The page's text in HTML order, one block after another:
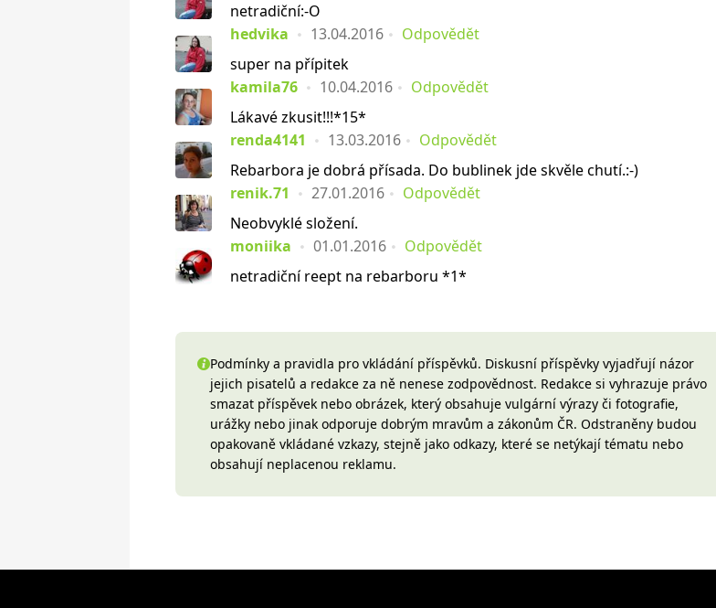
netradiční:-O
hedvika
13.04.2016
Odpovědět
super na přípitek
kamila76
10.04.2016
Odpovědět
Lákavé zkusit!!!*15*
renda4141
13.03.2016
Odpovědět
Rebarbora je dobrá přísada. Do bublinek jde skvěle chutí.:-)
renik.71
27.01.2016
Odpovědět
Neobvyklé složení.
moniika
01.01.2016
Odpovědět
netradiční reept na rebarboru *1*
Podmínky a pravidla pro vkládání příspěvků. Diskusní příspěvky vyjadřují názor
jejich pisatelů a redakce za ně nenese zodpovědnost. Redakce si vyhrazuje právo
smazat příspěvek nebo obrázek, který obsahuje vulgární výrazy či fotografie,
urážky nebo jinak odporuje dobrým mravům a zákonům ČR. Odstraněny budou
opakovaně vkládané vzkazy, stejně jako odkazy, které se netýkají tématu nebo
obsahují neplacenou reklamu.